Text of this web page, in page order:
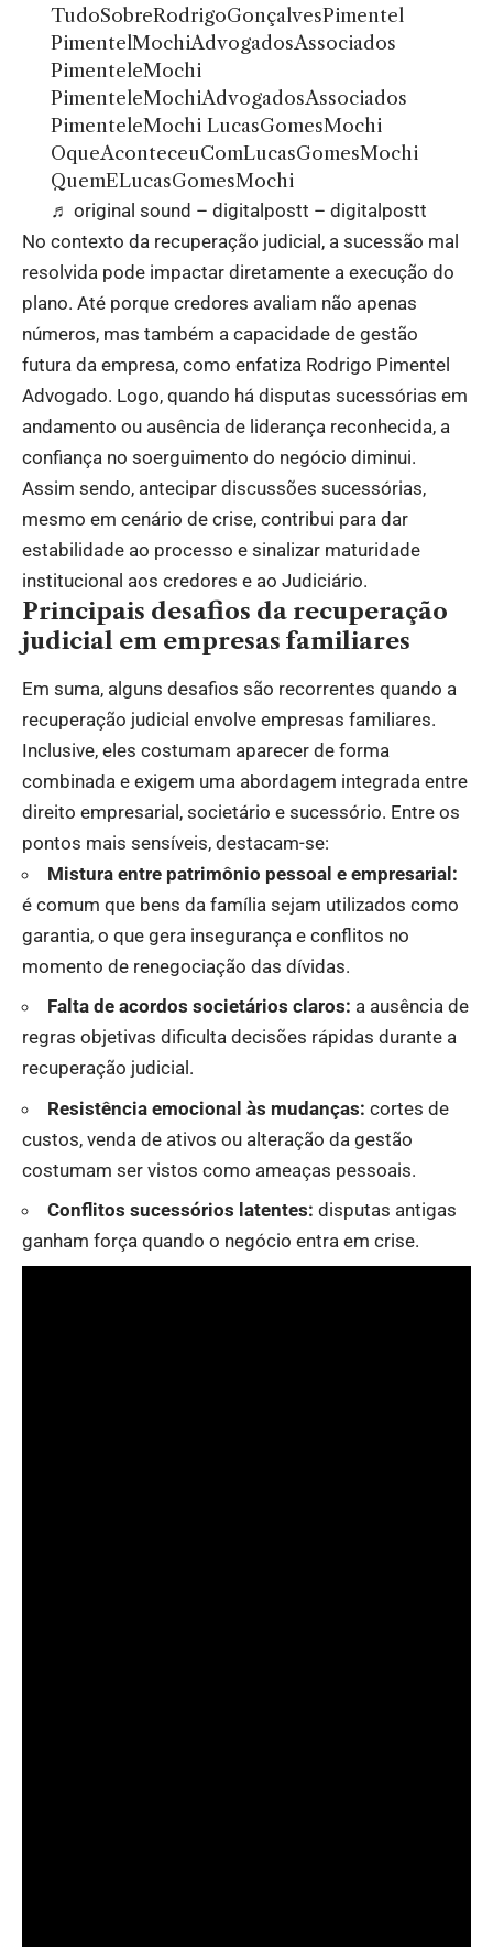
TudoSobreRodrigoGonçalvesPimentel
PimentelMochiAdvogadosAssociados
PimenteleMochi
PimenteleMochiAdvogadosAssociados
PimenteleMochi LucasGomesMochi
OqueAconteceuComLucasGomesMochi
QuemELucasGomesMochi
♬ original sound – digitalpostt – digitalpostt
No contexto da recuperação judicial, a sucessão mal
resolvida pode impactar diretamente a execução do
plano. Até porque credores avaliam não apenas
números, mas também a capacidade de gestão
futura da empresa, como enfatiza Rodrigo Pimentel
Advogado. Logo, quando há disputas sucessórias em
andamento ou ausência de liderança reconhecida, a
confiança no soerguimento do negócio diminui.
Assim sendo, antecipar discussões sucessórias,
mesmo em cenário de crise, contribui para dar
estabilidade ao processo e sinalizar maturidade
institucional aos credores e ao Judiciário.
Principais desafios da recuperação
judicial em empresas familiares
Em suma, alguns desafios são recorrentes quando a
recuperação judicial envolve empresas familiares.
Inclusive, eles costumam aparecer de forma
combinada e exigem uma abordagem integrada entre
direito empresarial, societário e sucessório. Entre os
pontos mais sensíveis, destacam-se:
Mistura entre patrimônio pessoal e empresarial:
é comum que bens da família sejam utilizados como
garantia, o que gera insegurança e conflitos no
momento de renegociação das dívidas.
Falta de acordos societários claros: a ausência de
regras objetivas dificulta decisões rápidas durante a
recuperação judicial.
Resistência emocional às mudanças: cortes de
custos, venda de ativos ou alteração da gestão
costumam ser vistos como ameaças pessoais.
Conflitos sucessórios latentes: disputas antigas
ganham força quando o negócio entra em crise.